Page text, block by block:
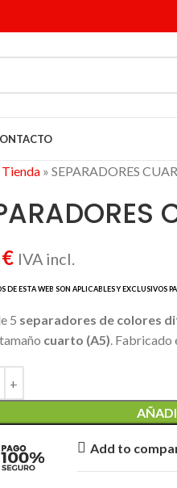
Tienda» SEPARADORES
€ IVA incl.
5 separadores de colores
cuarto (A5). Fabricado
Add to